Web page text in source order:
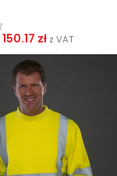
150.17 zł z VAT